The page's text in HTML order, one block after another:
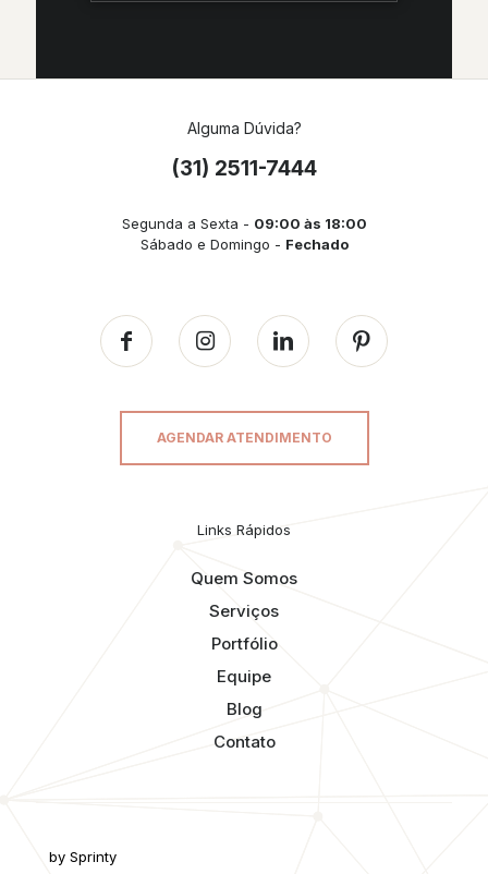
Alguma Dúvida?
(31) 2511-7444
Segunda a Sexta - 09:00 às 18:00
Sábado e Domingo - Fechado
AGENDAR ATENDIMENTO
Links Rápidos
Quem Somos
Serviços
Portfólio
Equipe
Blog
Contato
by Sprinty